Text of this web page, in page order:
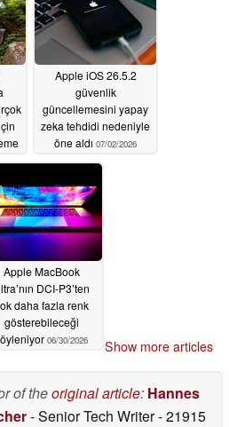
Apple iOS 26.5.2
güvenlik
güncellemesini yapay
zeka tehdidi nedeniyle
öne aldı 07/02/2026
Apple MacBook
DCI-P3’ten
daha fazla renk
gösterebileceği
06/30/2026 Show more articles
of theoriginal article: Hannes
- Senior Tech Writer- 21915